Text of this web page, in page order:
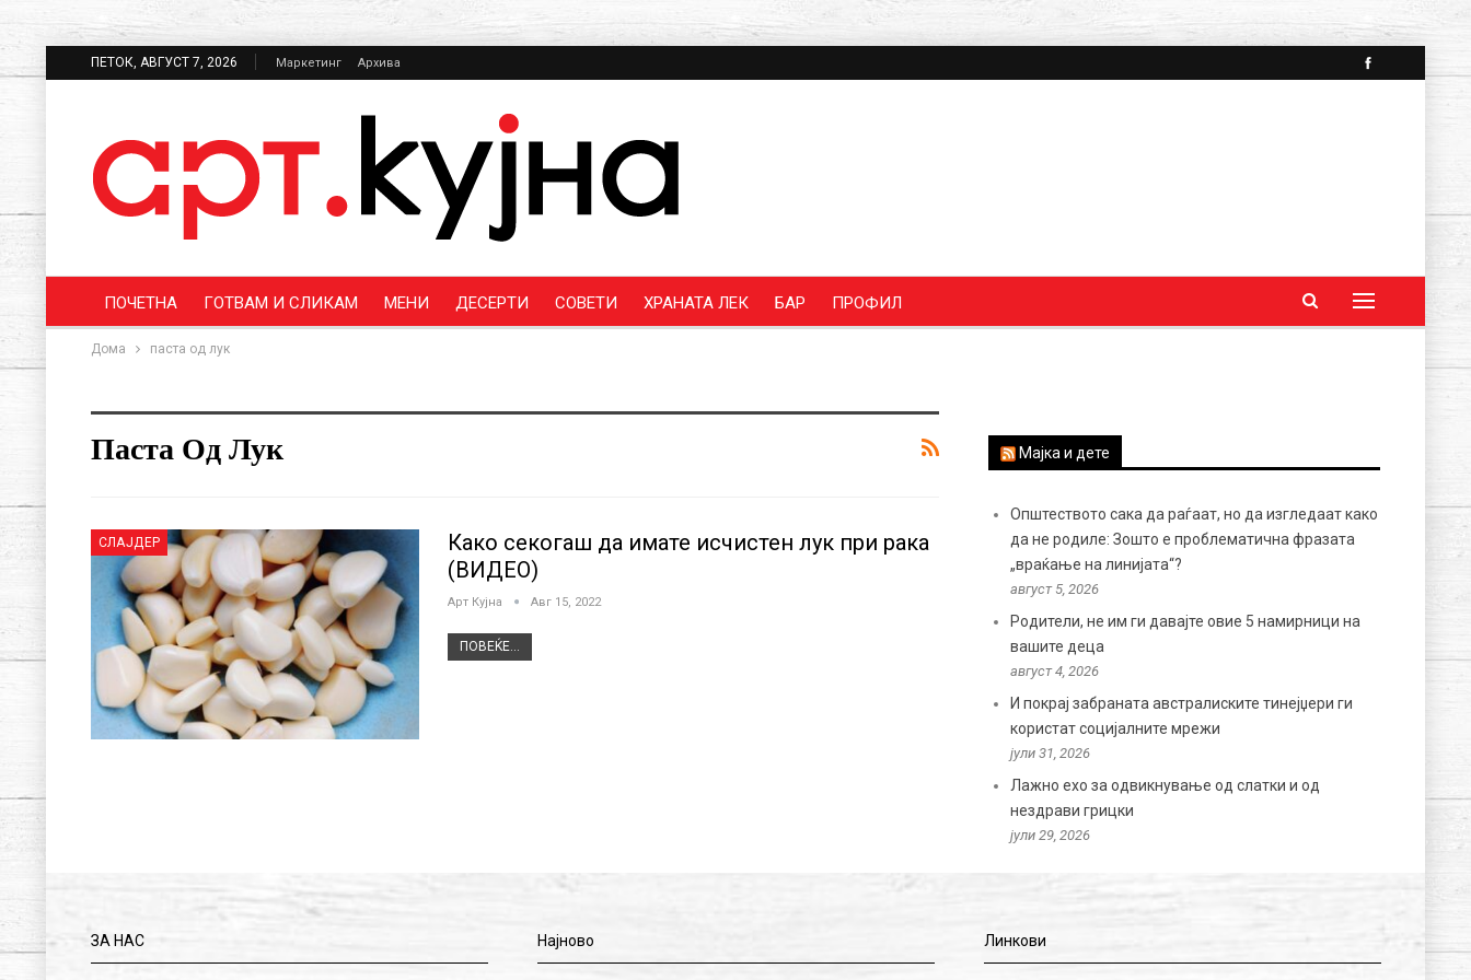
ПЕТОК, АВГУСТ 7, 2026 Маркетинг Архива
ПОЧЕТНА ГОТВАМ И СЛИКАМ МЕНИ ДЕСЕРТИ СОВЕТИ ХРАНАТА ЛЕК БАР ПРОФИЛ
Дома паста од лук
Паста Од Лук
СЛАЈДЕР
Како секогаш да имате исчистен лук при рака
(ВИДЕО)
Арт Кујна Авг 15, 2022
ПОВЕЌЕ...
Мајка и дете
Општеството сака да раѓаат, но да изгледаат како
да не родиле: Зошто е проблематична фразата
„враќање на линијата“?
август 5, 2026
Родители, не им ги давајте овие 5 намирници на
вашите деца
август 4, 2026
И покрај забраната австралиските тинејџери ги
користат социјалните мрежи
јули 31, 2026
Лажно ехо за одвикнување од слатки и од
нездрави грицки
јули 29, 2026
ЗА НАС Најново Линкови